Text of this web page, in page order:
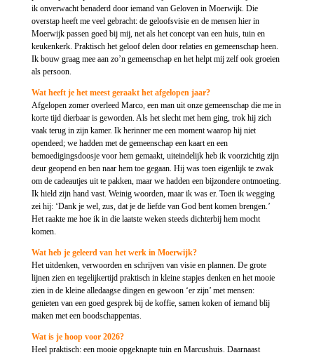
ik onverwacht benaderd door iemand van Geloven in Moerwijk. Die
overstap heeft me veel gebracht: de geloofsvisie en de mensen hier in
Moerwijk passen goed bij mij, net als het concept van een huis, tuin en
keukenkerk. Praktisch het geloof delen door relaties en gemeenschap heen.
Ik bouw graag mee aan zo’n gemeenschap en het helpt mij zelf ook groeien
als persoon.
Wat heeft je het meest geraakt het afgelopen jaar?
Afgelopen zomer overleed Marco, een man uit onze gemeenschap die me in
korte tijd dierbaar is geworden. Als het slecht met hem ging, trok hij zich
vaak terug in zijn kamer. Ik herinner me een moment waarop hij niet
opendeed; we hadden met de gemeenschap een kaart en een
bemoedigingsdoosje voor hem gemaakt, uiteindelijk heb ik voorzichtig zijn
deur geopend en ben naar hem toe gegaan. Hij was toen eigenlijk te zwak
om de cadeautjes uit te pakken, maar we hadden een bijzondere ontmoeting.
Ik hield zijn hand vast. Weinig woorden, maar ik was er. Toen ik wegging
zei hij: ‘Dank je wel, zus, dat je de liefde van God bent komen brengen.’
Het raakte me hoe ik in die laatste weken steeds dichterbij hem mocht
komen.
Wat heb je geleerd van het werk in Moerwijk?
Het uitdenken, verwoorden en schrijven van visie en plannen. De grote
lijnen zien en tegelijkertijd praktisch in kleine stapjes denken en het mooie
zien in de kleine alledaagse dingen en gewoon ‘er zijn’ met mensen:
genieten van een goed gesprek bij de koffie, samen koken of iemand blij
maken met een boodschappentas.
Wat is je hoop voor 2026?
Heel praktisch: een mooie opgeknapte tuin en Marcushuis. Daarnaast